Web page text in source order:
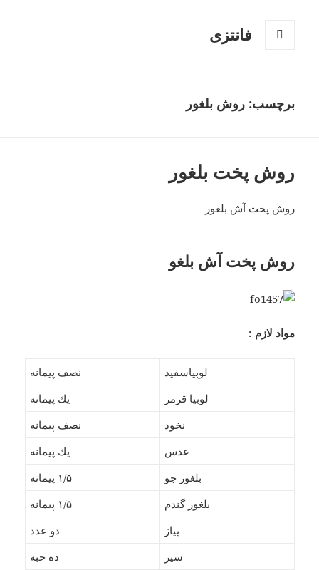
فانتزی
برچسب: روش بلغور
روش پخت بلغور
روش پخت آش بلغور
روش پخت آش بلغو
مواد لازم :
لوبياسفيد
نصف پيمانه
لوبيا قرمز
يك پيمانه
نخود
نصف پيمانه
عدس
يك پيمانه
بلغور جو
۱/۵ پیمانه
بلغور گندم
۱/۵ پیمانه
پياز
دو عدد
سير
ده حبه